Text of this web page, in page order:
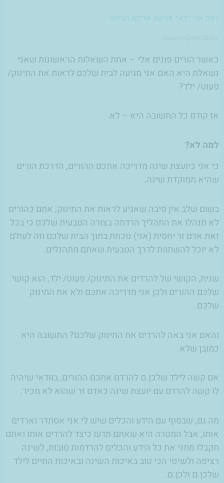
למה אני *לא* מגיעה אליכם הביתה
כאשר הורים פונים אלי – אחת השאלות הראשונות שאני
נשאלת היא האם אני מגיעה לבית שלכם לראות את התינוק/
פעוט/ ילד?
אז קודם כל התשובה היא – לא.
למה לא?
כי אני כיועצת שינה מדריכה אתכם ההורים, הדרכת הורים
שהיא ממוקדת שינה.
בשום שלב אין סיבה שאגיע לראות את התינוק, אתם כהורים
לא תנהלו את התהליך הרדמה בצורה הטבעית שלכם כי בכל
זאת אדם זר יחסית (אני) נוכחת בתוך הבית שלכם וזה לעולם
לא יוכל להשתוות לדרך הטבעית שאתם מתהנלים.
שנית, הקושי של להרדים את התינוק/ פעוט/ ילד, הוא קושי
שלכם ההורים ולכן אני מדריכה אתכם ולא את התינוק
שלכם.
והאם אני באה להרדים את התינוק שלכם? התשובה היא
כמובן שלא.
אם קשה לילד שלכן.ם להרדם אתכם ההורים, בוודאי שיהיה
לו קשה להרדם עם יועצת שינה כאדם זר שהוא לא מכיר.
מה גם, שבסוף עם הידע והכלים שיש לי אני אסתדר וארדים
אותו, אבל המטרה היא שאתם תדעו כיצד להרדים אותו ואתם
תקבלו ממני את כל הידע והכליםלהרדמות טובות, לשינה
רציפה ולשינוי הכי טוב באיכות השינה ובאיכות החיים לילד
שלכן.ם ולכן.ם.